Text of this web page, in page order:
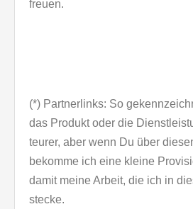
freuen.
(*) Partnerlinks: So
das Produkt oder die
teurer, aber wenn Du über
bekomme ich eine kleine
damit meine Arbeit, die ich in
stecke.